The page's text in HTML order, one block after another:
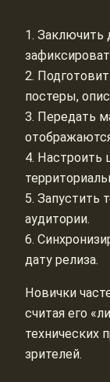
1. Заключить
2.
постеры,
3. Передать
4. Настроить
5. Запустить
аудитории.
6.
дату релиза.
Новички
считая его
технических
зрителей.